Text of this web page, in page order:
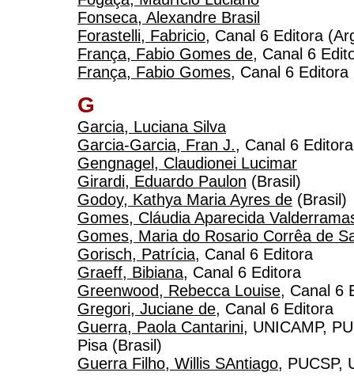
Fonseca, Alexandre Brasil
Forastelli, Fabricio, Canal 6 Editora
França, Fabio Gomes de, Canal 6
França, Fabio Gomes, Canal 6 Editora
G
Garcia, Luciana Silva
Garcia-Garcia, Fran J., Canal 6 Editora
Gengnagel, Claudionei Lucimar
Girardi, Eduardo Paulon (Brasil)
Godoy, Kathya Maria Ayres de (Brasil)
Gomes, Cláudia Aparecida
Gomes, Maria do Rosario Corrêa de
Gorisch, Patrícia, Canal 6 Editora
Graeff, Bibiana, Canal 6 Editora
Greenwood, Rebecca Louise, Canal 6
Gregori, Juciane de, Canal 6 Editora
Guerra, Paola Cantarini, UNICAMP,
Pisa (Brasil)
Guerra Filho, Willis SAntiago, PUCSP,